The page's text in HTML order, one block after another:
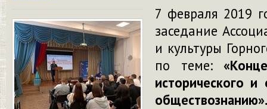
7 февраля
заседание
и культуры
по теме:
исторического